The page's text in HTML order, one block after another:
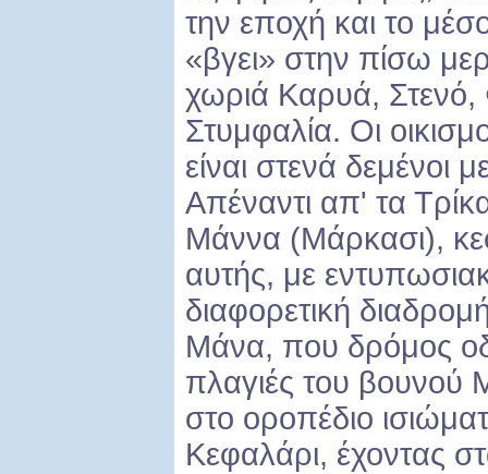
την εποχή και το
«βγει» στην πίσω
χωριά Καρυά,
Στυμφαλία. Οι
είναι στενά δεμένοι
Απέναντι απ' τα
Μάννα (Μάρκασι),
αυτής, με
διαφορετική
Μάνα, που δρόμος
πλαγιές του βουνού
στο οροπέδιο
Κεφαλάρι, έχοντας